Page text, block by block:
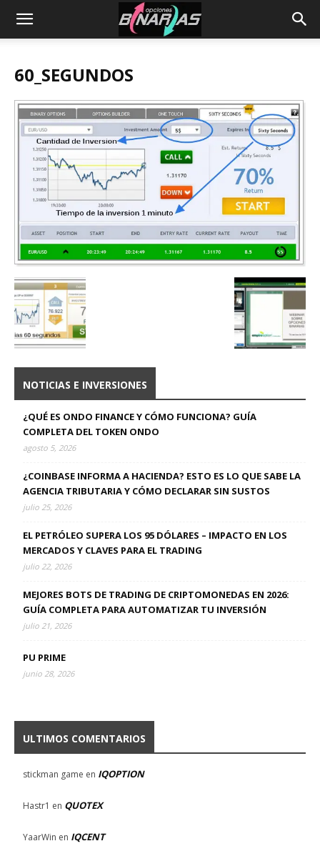
60_SEGUNDOS
NOTICIAS E INVERSIONES
¿QUÉ ES ONDO FINANCE Y CÓMO FUNCIONA? GUÍA
COMPLETA DEL TOKEN ONDO
agosto 5, 2026
¿COINBASE INFORMA A HACIENDA? ESTO ES LO QUE SABE LA
AGENCIA TRIBUTARIA Y CÓMO DECLARAR SIN SUSTOS
julio 25, 2026
EL PETRÓLEO SUPERA LOS 95 DÓLARES – IMPACTO EN LOS
MERCADOS Y CLAVES PARA EL TRADING
julio 22, 2026
MEJORES BOTS DE TRADING DE CRIPTOMONEDAS EN 2026:
GUÍA COMPLETA PARA AUTOMATIZAR TU INVERSIÓN
julio 21, 2026
PU PRIME
junio 28, 2026
ULTIMOS COMENTARIOS
stickman game en IQOPTION
Hastr1 en QUOTEX
YaarWin en IQCENT